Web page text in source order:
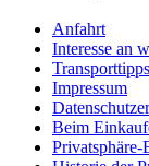
Anfahrt
Interesse an
Transporttipps
Impressum
Beim
Privatsphäre-